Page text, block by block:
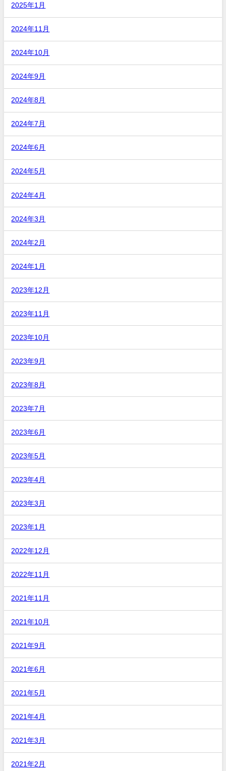
2025年1月
2024年11月
2024年10月
2024年9月
2024年8月
2024年7月
2024年6月
2024年5月
2024年4月
2024年3月
2024年2月
2024年1月
2023年12月
2023年11月
2023年10月
2023年9月
2023年8月
2023年7月
2023年6月
2023年5月
2023年4月
2023年3月
2023年1月
2022年12月
2022年11月
2021年11月
2021年10月
2021年9月
2021年6月
2021年5月
2021年4月
2021年3月
2021年2月